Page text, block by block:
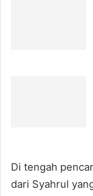
Di tengah
dari Syahrul